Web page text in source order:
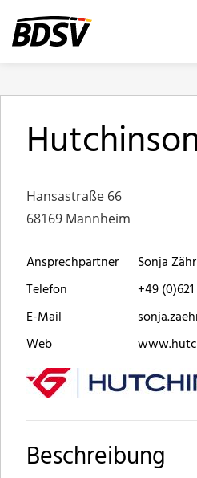
Hansastraße 66
68169 Mannheim
Ansprechpartner
Sonja
Telefon
+49 (0)621
E-Mail
Web
Beschreibung